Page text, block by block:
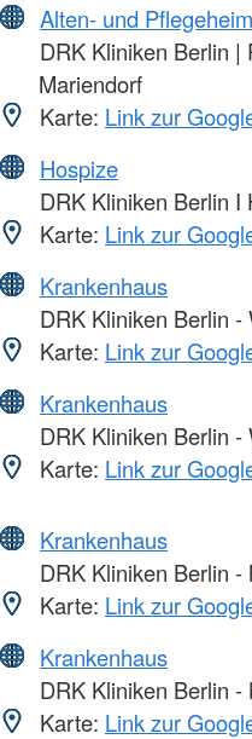
Alten- und
DRK Kliniken Berlin |
Mariendorf
Karte: Link zur
Hospize
DRK Kliniken Berlin I
Karte: Link zur
Krankenhaus
DRK Kliniken Berlin
Karte: Link zur
Krankenhaus
DRK Kliniken Berlin -
Karte: Link zur
Krankenhaus
DRK Kliniken Berlin -
Karte: Link zur
Krankenhaus
DRK Kliniken Berlin -
Karte: Link zur